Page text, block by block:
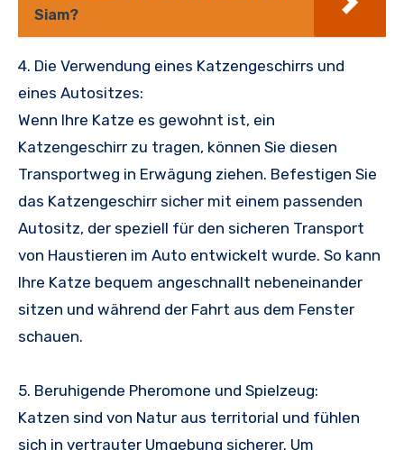
Siam?
4. Die Verwendung eines Katzengeschirrs und
eines Autositzes:
Wenn Ihre Katze es gewohnt ist, ein
Katzengeschirr zu tragen, können Sie diesen
Transportweg in Erwägung ziehen. Befestigen Sie
das Katzengeschirr sicher mit einem passenden
Autositz, der speziell für den sicheren Transport
von Haustieren im Auto entwickelt wurde. So kann
Ihre Katze bequem angeschnallt nebeneinander
sitzen und während der Fahrt aus dem Fenster
schauen.
5. Beruhigende Pheromone und Spielzeug:
Katzen sind von Natur aus territorial und fühlen
sich in vertrauter Umgebung sicherer. Um